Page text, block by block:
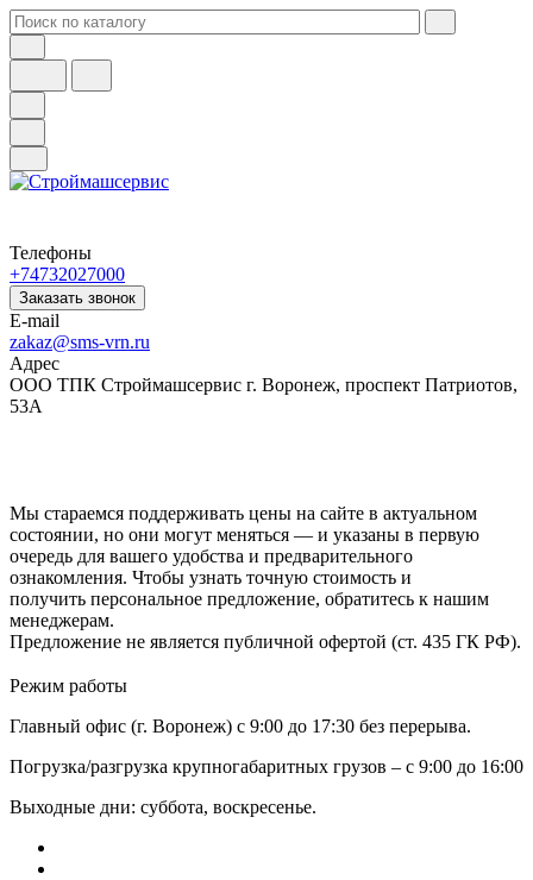
Телефоны
+74732027000
Заказать звонок
E-mail
zakaz@sms-vrn.ru
Адрес
ООО ТПК Строймашсервис г. Воронеж, проспект Патриотов,
53А
Мы стараемся поддерживать цены на сайте в актуальном
состоянии, но они могут меняться — и указаны в первую
очередь для вашего удобства и предварительного
ознакомления. Чтобы узнать точную стоимость и
получить персональное предложение, обратитесь к нашим
менеджерам.
Предложение не является публичной офертой (ст. 435 ГК РФ).
Режим работы
Главный офис (г. Воронеж) с 9:00 до 17:30 без перерыва.
Погрузка/разгрузка крупногабаритных грузов – с 9:00 до 16:00
Выходные дни: суббота, воскресенье.